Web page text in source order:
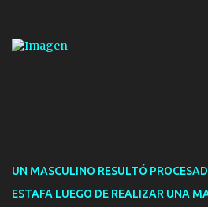
presencial comprende los siguientes
1921(interno 1456). Cuidacoches:
1921(interno 1246). Transporte:
UN MASCULINO RESULTÓ
ESTAFA LUEGO DE REALIZAR UNA